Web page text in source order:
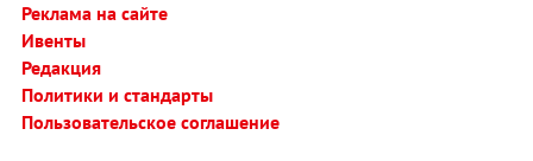
Реклама на сайте
Ивенты
Редакция
Политики и стандарты
Пользовательское соглашение